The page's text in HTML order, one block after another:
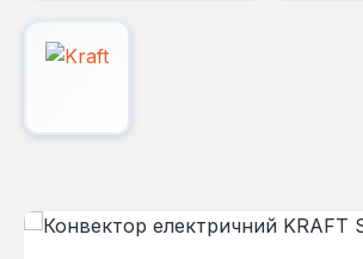
Пропустити галерею зображень